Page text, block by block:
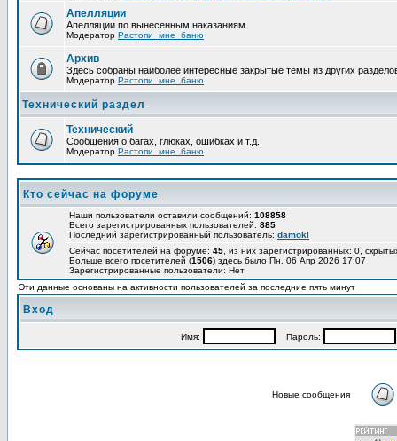
Апелляции
Апелляции по вынесенным наказаниям.
Модератор Растопи_мне_баню
Архив
Здесь собраны наиболее интересные закрытые темы из других
Модератор Растопи_мне_баню
Технический раздел
Технический
Сообщения о багах, глюках, ошибках и т.д.
Модератор Растопи_мне_баню
Кто сейчас на форуме
Наши пользователи оставили сообщений: 108858
Всего зарегистрированных пользователей: 885
Последний зарегистрированный пользователь: damokl
Сейчас посетителей на форуме: 45 , из них зарегистрированных: 0,
Больше всего посетителей (1506) здесь было Пн, 06 Апр 2026 17:07
Зарегистрированные пользователи: Нет
Эти данные основаны на активности пользователей за последние пять минут
Вход
Имя: Пароль:
Новые сообщения